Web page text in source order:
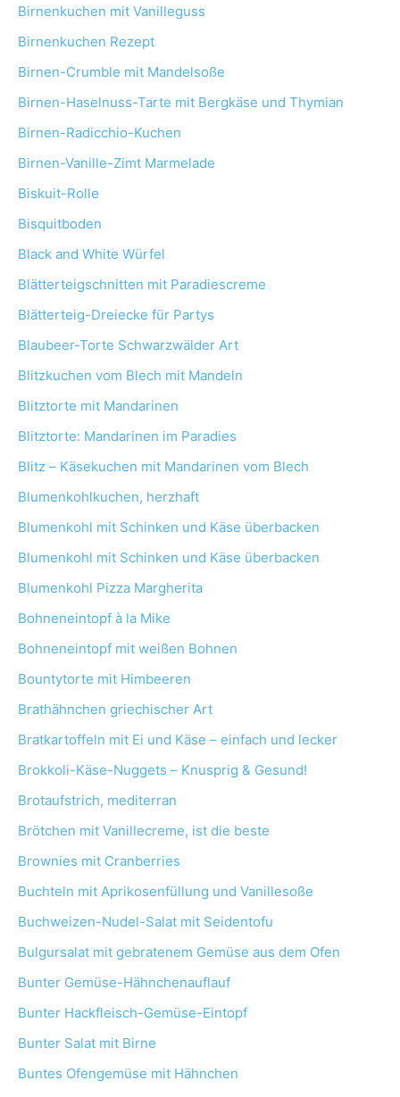
Birnenkuchen mit Vanilleguss
Birnenkuchen Rezept
Birnen-Crumble mit Mandelsoße
Birnen-Haselnuss-Tarte mit Bergkäse und Thymian
Birnen-Radicchio-Kuchen
Birnen-Vanille-Zimt Marmelade
Biskuit-Rolle
Bisquitboden
Black and White Würfel
Blätterteigschnitten mit Paradiescreme
Blätterteig-Dreiecke für Partys
Blaubeer-Torte Schwarzwälder Art
Blitzkuchen vom Blech mit Mandeln
Blitztorte mit Mandarinen
Blitztorte: Mandarinen im Paradies
Blitz – Käsekuchen mit Mandarinen vom Blech
Blumenkohlkuchen, herzhaft
Blumenkohl mit Schinken und Käse überbacken
Blumenkohl mit Schinken und Käse überbacken
Blumenkohl Pizza Margherita
Bohneneintopf à la Mike
Bohneneintopf mit weißen Bohnen
Bountytorte mit Himbeeren
Brathähnchen griechischer Art
Bratkartoffeln mit Ei und Käse – einfach und lecker
Brokkoli-Käse-Nuggets – Knusprig & Gesund!
Brotaufstrich, mediterran
Brötchen mit Vanillecreme, ist die beste
Brownies mit Cranberries
Buchteln mit Aprikosenfüllung und Vanillesoße
Buchweizen-Nudel-Salat mit Seidentofu
Bulgursalat mit gebratenem Gemüse aus dem Ofen
Bunter Gemüse-Hähnchenauflauf
Bunter Hackfleisch-Gemüse-Eintopf
Bunter Salat mit Birne
Buntes Ofengemüse mit Hähnchen